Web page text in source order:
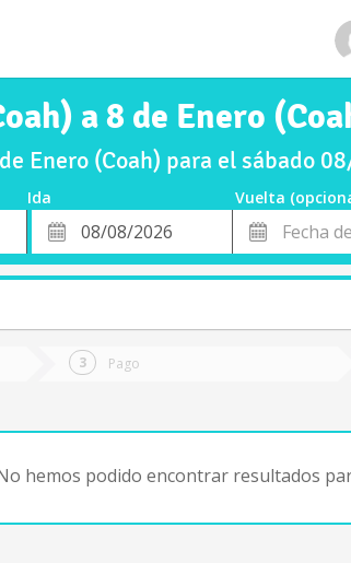
a 8 de Enero
Enero (Coah) para el sábado
Ida
Vuelta
Fecha
de
Fecha
de
Vuelta
Pago
hemos podido encontrar resultados